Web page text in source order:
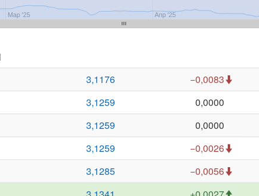
Мар '25 Апр '25
3,1176 −0,0083
3,1259 0,0000
3,1259 0,0000
3,1259 −0,0026
3,1285 −0,0056